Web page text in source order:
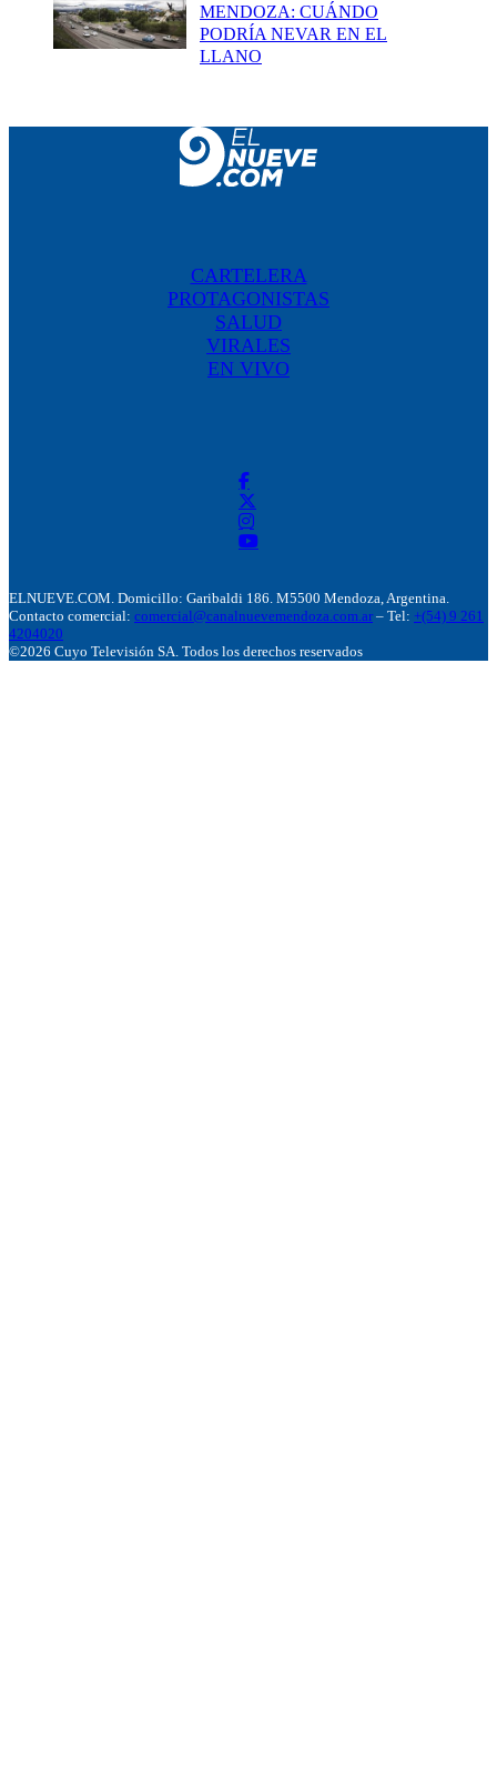
MENDOZA: CUÁNDO
PODRÍA NEVAR EN EL
LLANO
CARTELERA
PROTAGONISTAS
SALUD
VIRALES
EN VIVO
ELNUEVE.COM. Domicillo: Garibaldi 186. M5500 Mendoza, Argentina.
Contacto comercial: comercial@canalnuevemendoza.com.ar – Tel: +(54) 9 261
4204020
©2026 Cuyo Televisión SA. Todos los derechos reservados